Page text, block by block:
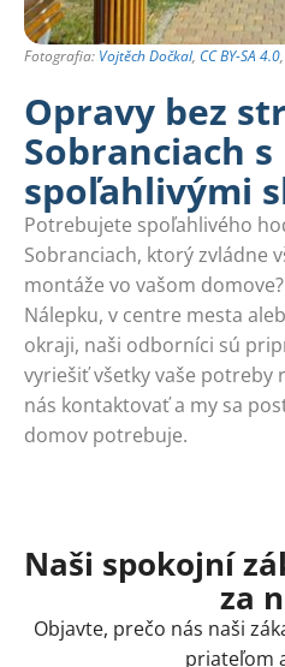
Fotografia: Vojtěch Dočkal, CC BY-SA 4.0
Opravy bez
Sobranciach
spoľahlivými
Potrebujete spoľahlivého
Sobranciach, ktorý zvládne
montáže vo vašom
Nálepku, v centre mesta
okraji, naši odborníci sú
vyriešiť všetky vaše potreby
nás kontaktovať a my sa
domov potrebuje.
Naši spokojní
za
Objavte, prečo nás naši
priateľom